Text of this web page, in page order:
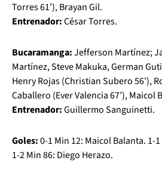
Torres 61’), Brayan Gil.
Entrenador:César Torres.
Bucaramanga:Jefferson Martínez;
Martínez, Steve Makuka, German
Henry Rojas (Christian Subero 56’),
Caballero (Ever Valencia 67’), Maicol
Entrenador:Guillermo Sanguinetti.
Goles:0-1 Min 12: Maicol Balanta. 1-
1-2 Min 86: Diego Herazo.